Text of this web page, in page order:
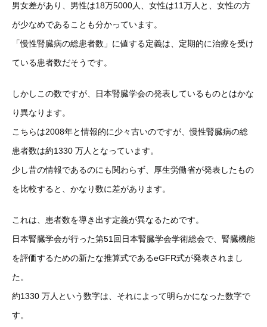
男女差があり、男性は18万5000人、女性は11万人と、女性の方
が少なめであることも分かっています。
「慢性腎臓病の総患者数」に値する定義は、定期的に治療を受け
ている患者数だそうです。
しかしこの数ですが、日本腎臓学会の発表しているものとはかな
り異なります。
こちらは2008年と情報的に少々古いのですが、慢性腎臓病の総
患者数は約1330 万人となっています。
少し昔の情報であるのにも関わらず、厚生労働省が発表したもの
を比較すると、かなり数に差があります。
これは、患者数を導き出す定義が異なるためです。
日本腎臓学会が行った第51回日本腎臓学会学術総会で、腎臓機能
を評価するための新たな推算式であるeGFR式が発表されまし
た。
約1330 万人という数字は、それによって明らかになった数字で
す。